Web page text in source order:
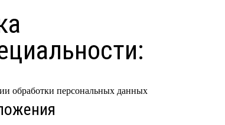
обработки персональных данных